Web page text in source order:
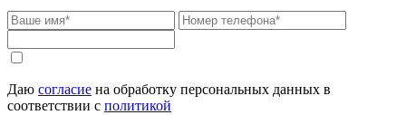
Даю согласие на обработку персональных данных в
соответствии с политикой